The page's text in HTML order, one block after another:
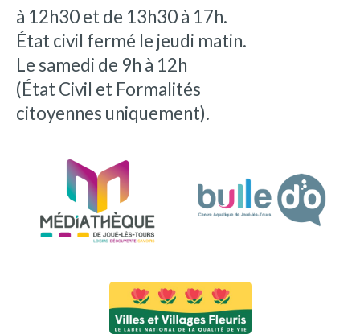
à 12h30 et de 13h30 à 17h.
État civil fermé le jeudi matin.
Le samedi de 9h à 12h
(État Civil et Formalités
citoyennes uniquement).